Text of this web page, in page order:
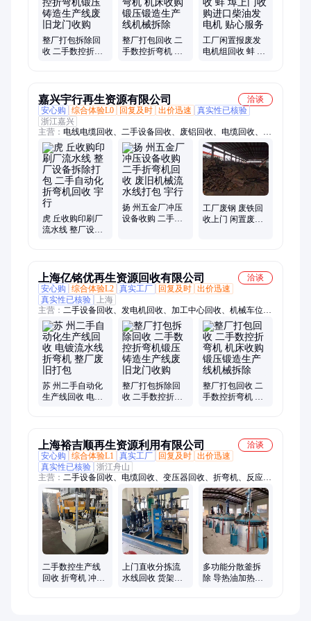
厂拆除、金属废料回收、反应釜回收、仓储货架回收、超市货架
回收、货架回收、不锈钢回收、废铝回收、水泥厂拆除、冲床回
收、镗床回收
整厂打包拆除回
收 二手数控折弯
整厂打包回收 二
手数控折弯机 机
工厂闲置报废发
电机组回收 蚌 埠
嘉兴宇行再生资源有限公司
洽谈
安心购
综合体验L0 回复及时 出价迅速
真实性已核验
浙江嘉兴
主营： 电线电缆回收、二手设备回收、废铝回收、电缆回收、光
亮铜收购、架空铝线收购、废铜回收、废电缆回收、废设备回
收、不锈钢回收、废电机回收、整厂拆除回收、自动化设备回
收、电子元器件回收、加工中心回收、数控机床回收、磨床回
收、铣床回收、注塑机回收、中央空调回收、制冷设备回收、冷
库板回收、废旧金属回收、稀有金属回收、机械车库回收
虎 丘收购印刷厂
流水线 整厂设备
扬 州五金厂冲压
设备收购 二手折
工厂废钢 废铁回
收上门 闲置废旧
上海亿铭优再生资源回收有限公司
洽谈
安心购
综合体验L2 真实工厂 回复及时 出价迅速
真实性已核验
上海
主营： 二手设备回收、发电机回收、加工中心回收、机械车位回
收、电子元器件回收、镀金回收、钢结构拆除、电线电缆回收、
反应釜回收、变压器回收、机器人回收、货架回收、废铝回收、
中央空调回收、净化车间拆除、配电柜回收、注塑机回收、整厂
拆除、不锈钢回收、车床回收、立体车库回收、制冷设备回收、
化工厂拆除、废铜回收、冷库板回收
苏 州二手自动化
生产线回收 电镀
整厂打包拆除回
收 二手数控折弯
整厂打包回收 二
手数控折弯机 机
上海裕吉顺再生资源利用有限公司
洽谈
安心购
综合体验L1 真实工厂 回复及时 出价迅速
真实性已核验 浙江舟山
主营： 二手设备回收、电缆回收、变压器回收、折弯机、反应釜
回收、电梯回收、发电机回收、锅炉回收、制冷设备回收、空压
机回收、速冻库回收、化工厂拆除、注塑机回收、废铁回收、不
锈钢回收、废铝回收、整厂拆除回收、水泥厂拆除、二手机床回
收、中央空调拆除回收、废铜回收、无尘车间净化板回收、酒店
宾馆拆除回收、行车回收、电线电缆回收、加工中心回收
二手数控生产线
回收 折弯机 冲床
上门直收分拣流
水线回收 货架可
多功能分散釜拆
除 导热油加热反